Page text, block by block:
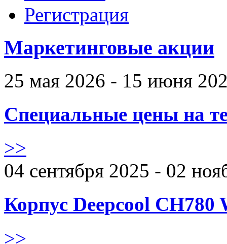
Регистрация
Маркетинговые акции
25 мая 2026 - 15 июня
Специальные цены на
>>
04 сентября 2025 - 02
Корпус Deepcool CH780
>>